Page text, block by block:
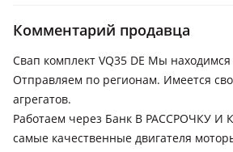
2003 - 2008 J31
1999 - 2004 2 поколение
Infiniti QX4
2000 - 2003 1 поколение рестайлинг
Комментарий продавца
Свап комплект VQ35 DE Мы
Отправляем по регионам. Имеется
агрегатов.
Работаем через Банк В РАССРОЧКУ И
самые качественные двигателя